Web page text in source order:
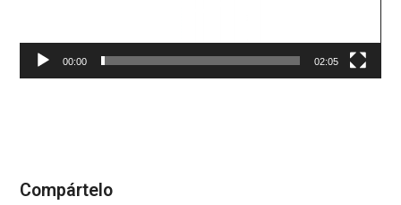
00:00 02:05
Compártelo